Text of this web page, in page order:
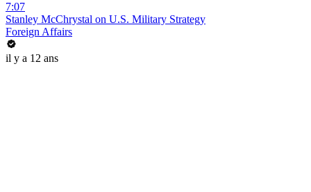
7:07
Stanley McChrystal on U.S. Military Strategy
Foreign Affairs
il y a 12 ans